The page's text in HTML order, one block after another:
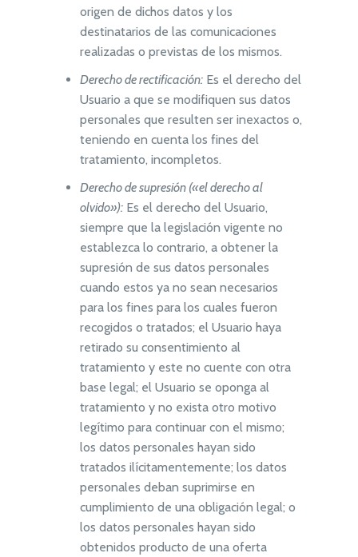
origen de dichos datos y los
destinatarios de las comunicaciones
realizadas o previstas de los mismos.
Derecho de rectificación:Es el derecho del
Usuario a que se modifiquen sus datos
personales que resulten ser inexactos o,
teniendo en cuenta los fines del
tratamiento, incompletos.
Derecho de supresión («el derecho al
olvido»):Es el derecho del Usuario,
siempre que la legislación vigente no
establezca lo contrario, a obtener la
supresión de sus datos personales
cuando estos ya no sean necesarios
para los fines para los cuales fueron
recogidos o tratados; el Usuario haya
retirado su consentimiento al
tratamiento y este no cuente con otra
base legal; el Usuario se oponga al
tratamiento y no exista otro motivo
legítimo para continuar con el mismo;
los datos personales hayan sido
tratados ilícitamentemente; los datos
personales deban suprimirse en
cumplimiento de una obligación legal; o
los datos personales hayan sido
obtenidos producto de una oferta